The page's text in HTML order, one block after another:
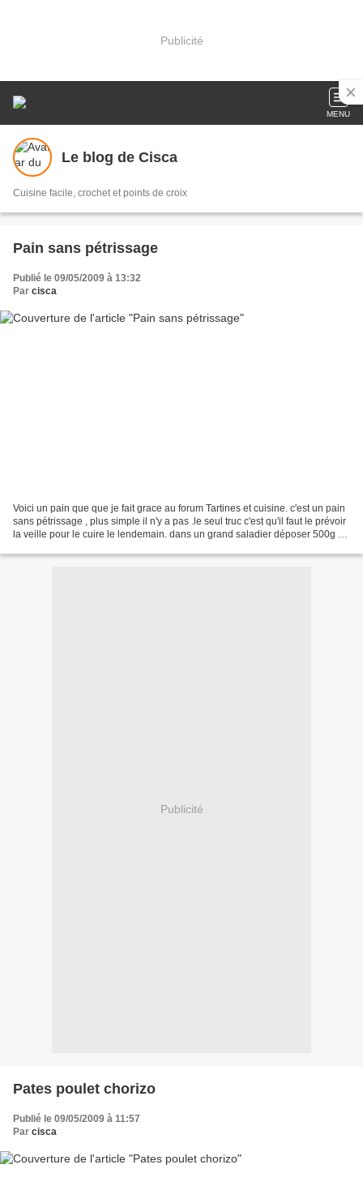
Publicité
MENU
Le blog de Cisca
Cuisine facile, crochet et points de croix
Pain sans pétrissage
Publié le 09/05/2009 à 13:32
Par cisca
Voici un pain que que je fait grace au forum Tartines et cuisine. c'est un pain
sans pétrissage , plus simple il n'y a pas .le seul truc c'est qu'il faut le prévoir
la veille pour le cuire le lendemain. dans un grand saladier déposer 500g de
Publicité
Pates poulet chorizo
Publié le 09/05/2009 à 11:57
Par cisca